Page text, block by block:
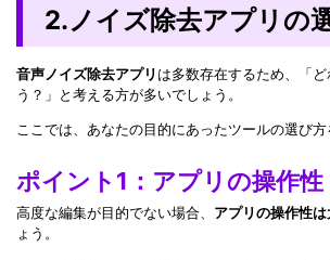
2.ノイズ除去アプリの
音声ノイズ除去アプリ は多数存在するため、「
う？」と考える方が多いでしょう。
ここでは、あなたの目的にあったツールの選び方
ポイント1：アプリの操作性
高度な編集が目的でない場合、 アプリの操作性
ょう。